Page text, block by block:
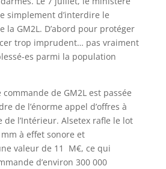
simplement d’interdire le
la GM2L. D’abord pour protéger
trop imprudent… pas vraiment
es parmi la population
de GM2L est passée
de l’énorme appel d’offres à
l’Intérieur. Alsetex rafle le lot
à effet sonore et
valeur de 11 M€, ce qui
d’environ 300 000